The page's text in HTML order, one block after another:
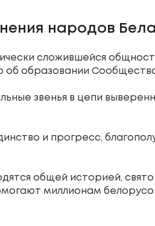
народов
сложившейся
образовании
звенья в цепи
и прогресс,
общей историей, свято
миллионам